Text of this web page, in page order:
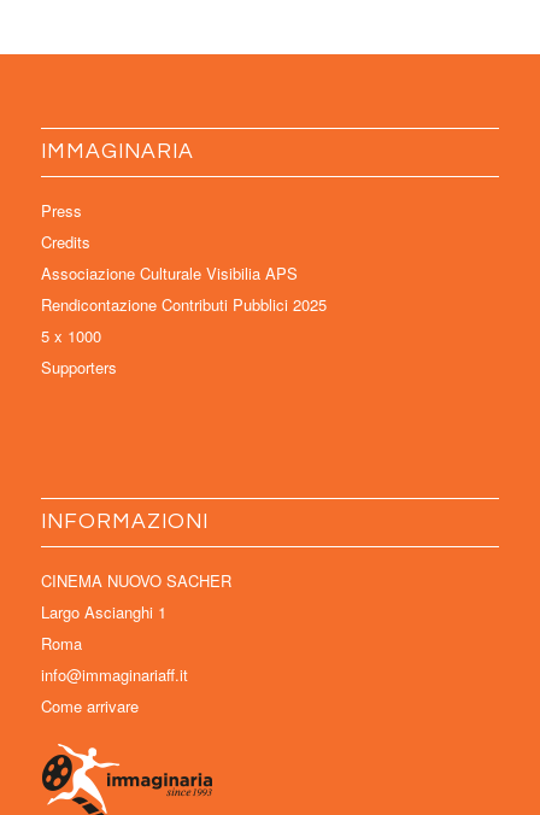
IMMAGINARIA
Press
Credits
Associazione Culturale Visibilia APS
Rendicontazione Contributi Pubblici 2025
5 x 1000
Supporters
INFORMAZIONI
CINEMA NUOVO SACHER
Largo Ascianghi 1
Roma
info@immaginariaff.it
Come arrivare